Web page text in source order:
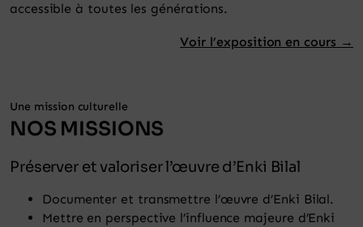
accessible à toutes les générations.
Voir l’exposition en cours →
Une mission culturelle
NOS MISSIONS
Préserver et valoriser l’œuvre d’Enki Bilal
Documenter et transmettre l’œuvre d’Enki Bilal.
Mettre en perspective l’influence majeure d’Enki